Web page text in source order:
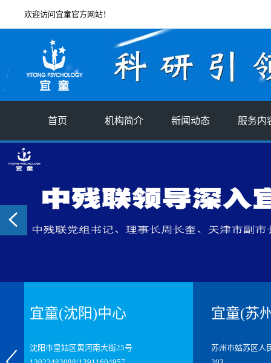
欢迎访问宜童官方网站！
首页 机构简介
企业文化
分支机构
新闻动态 服务内
宜童(沈阳)中心
沈阳市皇姑区黄河南大街25号
宜童(苏州)
苏州市姑苏区人民路